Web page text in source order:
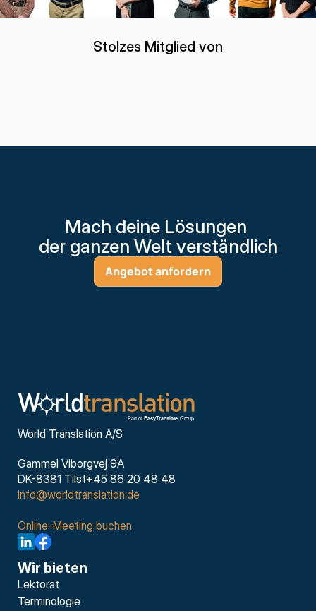
Stolzes Mitglied von
Mach deine Lösungen
der ganzen Welt verständlich
Angebot anfordern
World Translation A/S
Gammel Viborgvej 9A
DK-8381 Tilst+45 86 20 48 48
info@worldtranslation.de
Online-Meeting buchen
Wir bieten
Lektorat
Terminologie